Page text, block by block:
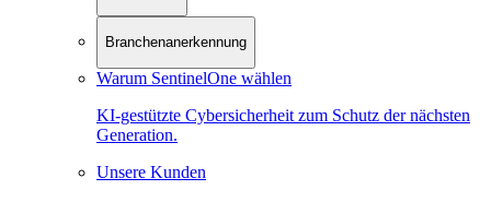
Branchenanerkennung
Warum SentinelOne wählen
KI-gestützte Cybersicherheit zum Schutz der nächsten
Generation.
Unsere Kunden